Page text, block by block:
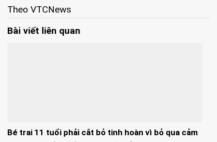
Theo VTCNews
Bài viết liên quan
Bé trai 11 tuổi phải cắt bỏ tinh hoàn vì bỏ qua cảm